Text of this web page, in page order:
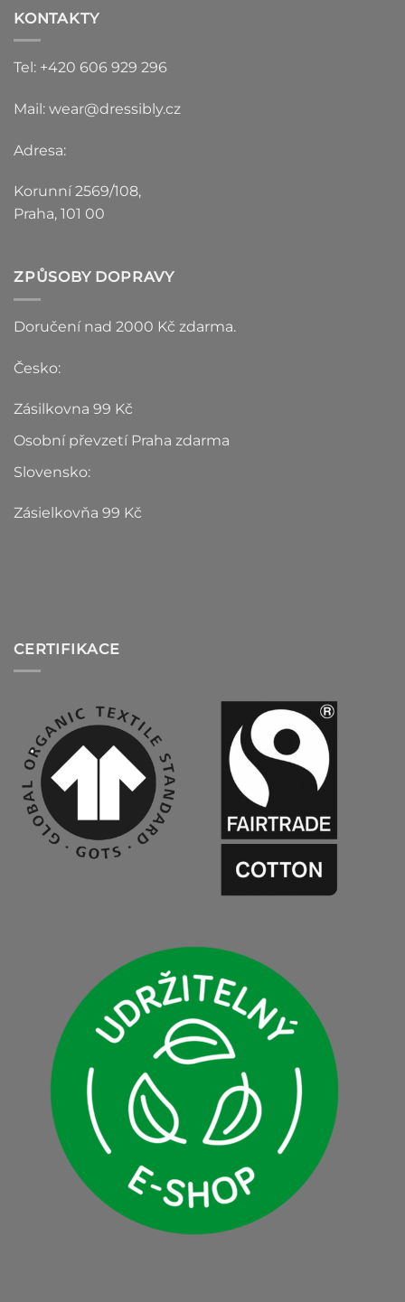
KONTAKTY
Tel: +420 606 929 296
Mail: wear@dressibly.cz
Adresa:
Korunní 2569/108,
Praha, 101 00
ZPŮSOBY DOPRAVY
Doručení nad 2000 Kč zdarma.
Česko:
Zásilkovna 99 Kč
Osobní převzetí Praha zdarma
Slovensko:
Zásielkovňa 99 Kč
CERTIFIKACE